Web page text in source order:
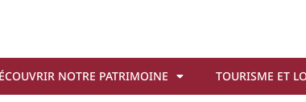
NOTRE PATRIMOINE TOURISME ET